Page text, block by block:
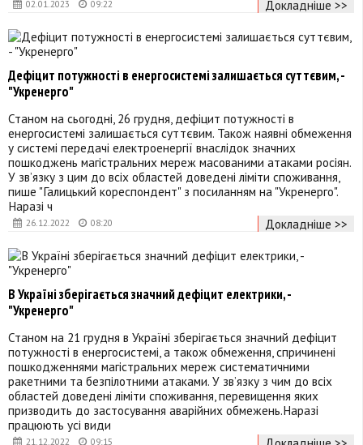
02.01.2023 09:22
Докладніше >>
26.12.2022 08:20
Дефіцит потужності в енергосистемі залишається суттєвим, -
"Укренерго"
Станом на сьогодні, 26 грудня, дефіцит потужності в
енергосистемі залишається суттєвим. Також наявні обмеження
у системі передачі електроенергії внаслідок значних
пошкоджень магістральних мереж масованими атаками росіян.
У зв’язку з цим до всіх областей доведені ліміти споживання,
пише "Галицький кореспондент" з посиланням на "Укренерго".
Наразі ч
Докладніше >>
21.12.2022 09:15
В Україні зберігається значний дефіцит електрики, -
"Укренерго"
Станом на 21 грудня в Україні зберігається значний дефіцит
потужності в енергосистемі, а також обмеження, спричинені
пошкодженнями магістральних мереж систематичними
ракетними та безпілотними атаками. У зв’язку з чим до всіх
областей доведені ліміти споживання, перевищення яких
призводить до застосування аварійних обмежень.Наразі
працюють усі види